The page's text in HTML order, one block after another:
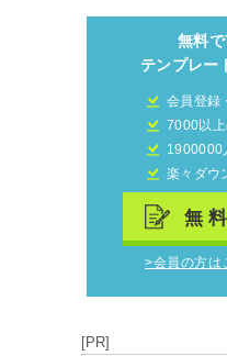
無料
テンプレー
会員登録
7000以上
1900000
楽々ダウ
無
>会員の方は
[PR]